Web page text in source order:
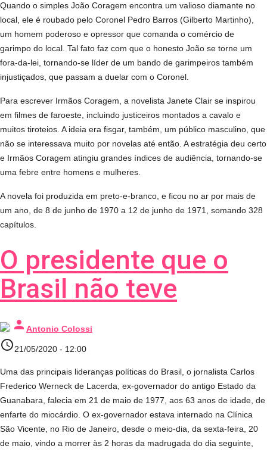
Quando o simples João Coragem encontra um valioso diamante no
local, ele é roubado pelo Coronel Pedro Barros (Gilberto Martinho),
um homem poderoso e opressor que comanda o comércio de
garimpo do local. Tal fato faz com que o honesto João se torne um
fora-da-lei, tornando-se líder de um bando de garimpeiros também
injustiçados, que passam a duelar com o Coronel.
Para escrever Irmãos Coragem, a novelista Janete Clair se inspirou
em filmes de faroeste, incluindo justiceiros montados a cavalo e
muitos tiroteios. A ideia era fisgar, também, um público masculino, que
não se interessava muito por novelas até então. A estratégia deu certo
e Irmãos Coragem atingiu grandes índices de audiência, tornando-se
uma febre entre homens e mulheres.
A novela foi produzida em preto-e-branco, e ficou no ar por mais de
um ano, de 8 de junho de 1970 a 12 de junho de 1971, somando 328
capítulos.
O presidente que o
Brasil não teve
person Antonio Colossi
access_time21/05/2020 - 12:00
Uma das principais lideranças políticas do Brasil, o jornalista Carlos
Frederico Werneck de Lacerda, ex-governador do antigo Estado da
Guanabara, falecia em 21 de maio de 1977, aos 63 anos de idade, de
enfarte do miocárdio. O ex-governador estava internado na Clínica
São Vicente, no Rio de Janeiro, desde o meio-dia, da sexta-feira, 20
de maio, vindo a morrer às 2 horas da madrugada do dia seguinte,